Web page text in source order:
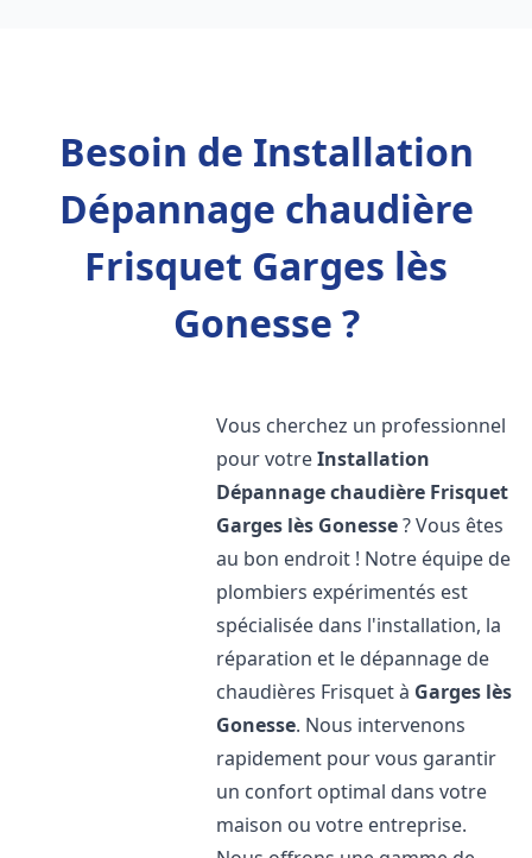
Besoin de Installation
Dépannage chaudière
Frisquet Garges lès
Gonesse ?
Vous cherchez un professionnel
pour votreInstallation
Dépannage chaudière Frisquet
Garges lès Gonesse? Vous êtes
au bon endroit ! Notre équipe de
plombiers expérimentés est
spécialisée dans l'installation, la
réparation et le dépannage de
chaudières Frisquet à Garges lès
Gonesse. Nous intervenons
rapidement pour vous garantir
un confort optimal dans votre
maison ou votre entreprise.